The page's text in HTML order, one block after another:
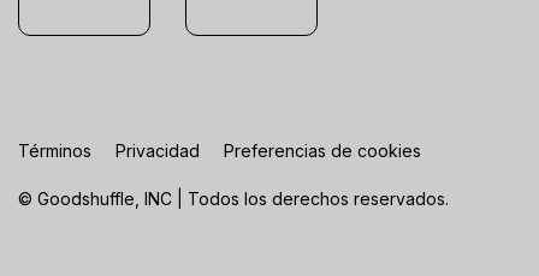
© Goodshuffle, INC | Todos los derechos reservados.
Términos Privacidad Preferencias de cookies